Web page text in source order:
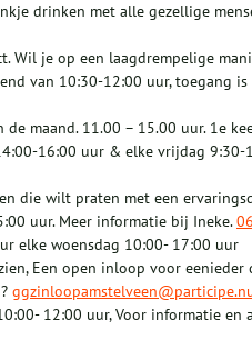
drinken met alle gezellige
Wil je op een laagdrempelige
van 10:30-12:00 uur, toegang
maand. 11.00 – 15.00 uur. 1e
16:00 uur & elke vrijdag 9:30-
die wilt praten met een
uur. Meer informatie bij Ineke.
elke woensdag 10:00- 17:00 uur
Een open inloop voor
12:00 uur, Voor informatie